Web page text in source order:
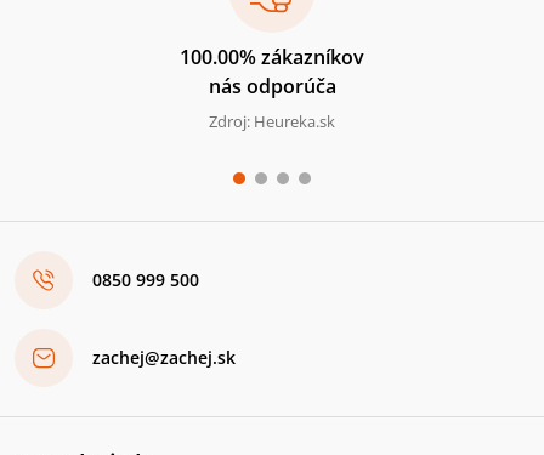
100.00% zákazníkov
nás odporúča
Zdroj: Heureka.sk
0850 999 500
zachej@zachej.sk